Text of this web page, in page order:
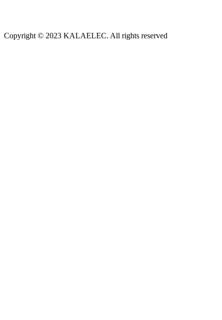
Copyright © 2023 KALAELEC. All rights reserved